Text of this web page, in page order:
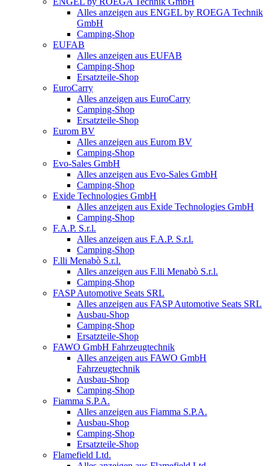
Alles anzeigen aus ENGEL by ROEGA Technik
GmbH
Camping-Shop
EUFAB
Alles anzeigen aus EUFAB
Camping-Shop
Ersatzteile-Shop
EuroCarry
Alles anzeigen aus EuroCarry
Camping-Shop
Ersatzteile-Shop
Eurom BV
Alles anzeigen aus Eurom BV
Camping-Shop
Evo-Sales GmbH
Alles anzeigen aus Evo-Sales GmbH
Camping-Shop
Exide Technologies GmbH
Alles anzeigen aus Exide Technologies GmbH
Camping-Shop
F.A.P. S.r.l.
Alles anzeigen aus F.A.P. S.r.l.
Camping-Shop
F.lli Menabò S.r.l.
Alles anzeigen aus F.lli Menabò S.r.l.
Camping-Shop
FASP Automotive Seats SRL
Alles anzeigen aus FASP Automotive Seats SRL
Ausbau-Shop
Camping-Shop
Ersatzteile-Shop
FAWO GmbH Fahrzeugtechnik
Alles anzeigen aus FAWO GmbH
Fahrzeugtechnik
Ausbau-Shop
Camping-Shop
Fiamma S.P.A.
Alles anzeigen aus Fiamma S.P.A.
Ausbau-Shop
Camping-Shop
Ersatzteile-Shop
Flamefield Ltd.